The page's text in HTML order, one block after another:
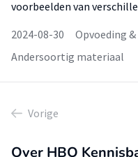
voorbeelden van
2024-08-30
Opvoeding
Andersoortig materiaal
Vorige
Over HBO